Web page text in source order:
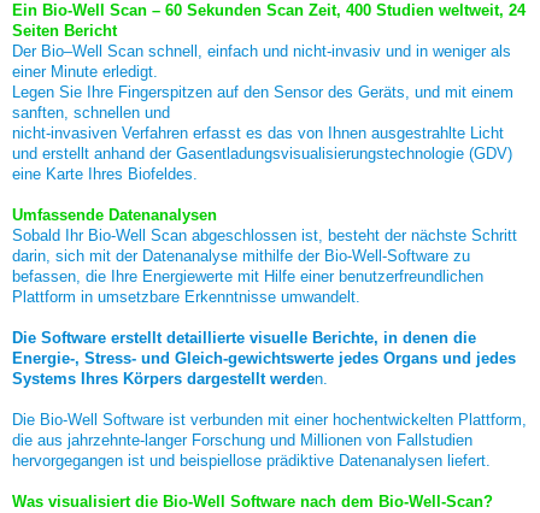
Ein Bio-Well Scan – 60 Sekunden Scan Zeit, 400 Studien weltweit, 24
Seiten Bericht
Der Bio–Well Scan schnell, einfach und nicht-invasiv und in weniger als
einer Minute erledigt.
Legen Sie Ihre Fingerspitzen auf den Sensor des Geräts, und mit einem
sanften, schnellen und
nicht-invasiven Verfahren erfasst es das von Ihnen ausgestrahlte Licht
und erstellt anhand der Gasentladungsvisualisierungstechnologie (GDV)
eine Karte Ihres Biofeldes.
Umfassende Datenanalysen
Sobald Ihr Bio-Well Scan abgeschlossen ist, besteht der nächste Schritt
darin, sich mit der Datenanalyse mithilfe der Bio-Well-Software zu
befassen, die Ihre Energiewerte mit Hilfe einer benutzerfreundlichen
Plattform in umsetzbare Erkenntnisse umwandelt.
Die Software erstellt detaillierte visuelle Berichte, in denen die
Energie-, Stress- und Gleich-gewichtswerte jedes Organs und jedes
Systems Ihres Körpers dargestellt werden.
Die Bio-Well Software ist verbunden mit einer hochentwickelten Plattform,
die aus jahrzehnte-langer Forschung und Millionen von Fallstudien
hervorgegangen ist und beispiellose prädiktive Datenanalysen liefert.
Was visualisiert die Bio-Well Software nach dem Bio-Well-Scan?